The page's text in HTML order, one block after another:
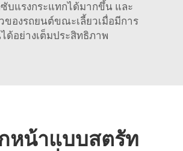
บแรงกระแทกได้มากขึ้น และ
องรถยนต์ขณะเลี้ยวเมื่อมีการ
ด้อย่างเต็มประสิทธิภาพ
หน้าแบบสตรัท